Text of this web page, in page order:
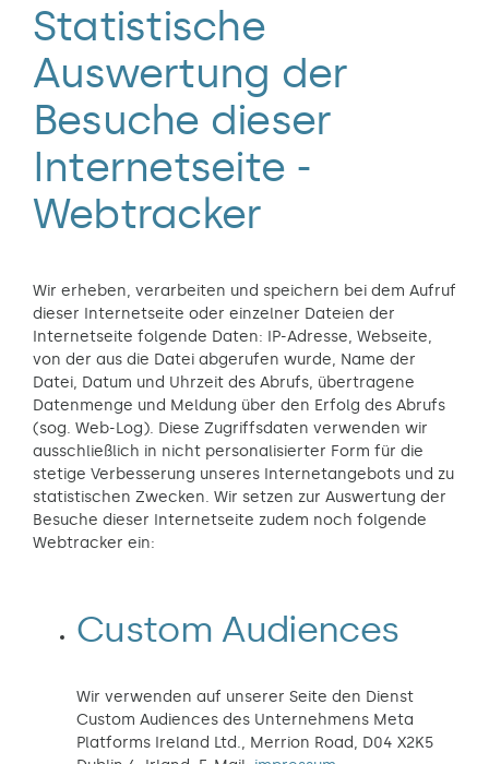
Statistische
Auswertung der
Besuche dieser
Internetseite -
Webtracker
Wir erheben, verarbeiten und speichern bei dem Aufruf
dieser Internetseite oder einzelner Dateien der
Internetseite folgende Daten: IP-Adresse, Webseite,
von der aus die Datei abgerufen wurde, Name der
Datei, Datum und Uhrzeit des Abrufs, übertragene
Datenmenge und Meldung über den Erfolg des Abrufs
(sog. Web-Log). Diese Zugriffsdaten verwenden wir
ausschließlich in nicht personalisierter Form für die
stetige Verbesserung unseres Internetangebots und zu
statistischen Zwecken. Wir setzen zur Auswertung der
Besuche dieser Internetseite zudem noch folgende
Webtracker ein:
Custom Audiences
Wir verwenden auf unserer Seite den Dienst
Custom Audiences des Unternehmens Meta
Platforms Ireland Ltd., Merrion Road, D04 X2K5